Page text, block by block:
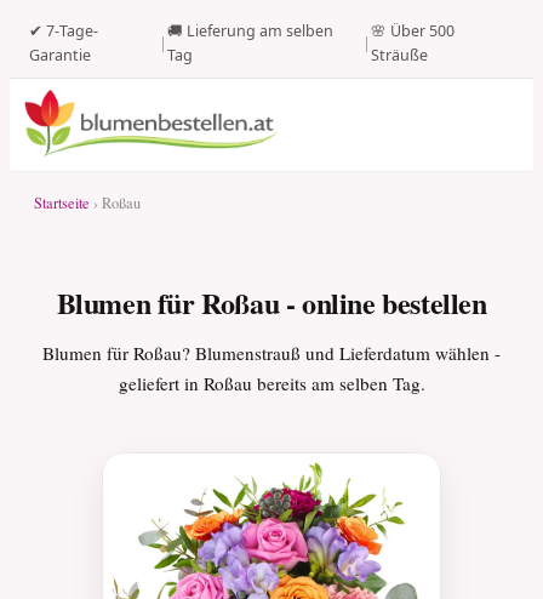
✔ 7-Tage-
Garantie
|
🚚 Lieferung am selben
Tag
|
🌸 Über 500
Sträuße
Startseite › Roßau
Blumen für Roßau - online bestellen
Blumen für Roßau? Blumenstrauß und Lieferdatum wählen -
geliefert in Roßau bereits am selben Tag.